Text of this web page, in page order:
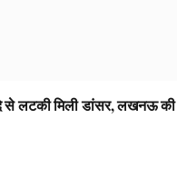
से लटकी मिली डांसर, लखनऊ की